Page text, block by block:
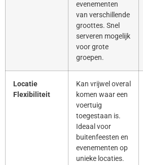
evenementen
van verschillende
groottes. Snel
serveren mogelijk
voor grote
groepen.
Locatie
Flexibiliteit
Kan vrijwel overal
komen waar een
voertuig
toegestaan is.
Ideaal voor
buitenfeesten en
evenementen op
unieke locaties.